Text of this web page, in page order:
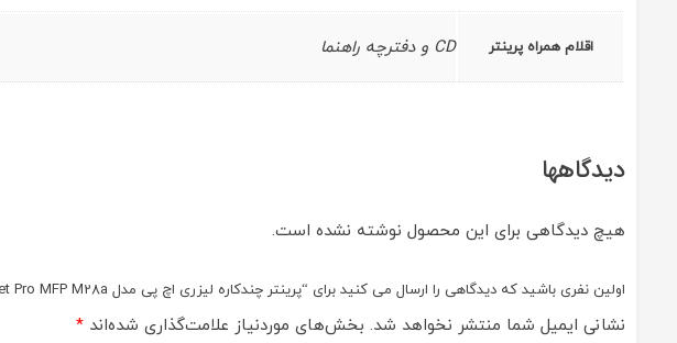
اقلام همراه پرینتر CD و دفترچه راهنما
دیدگاهها
هیچ دیدگاهی برای این محصول نوشته نشده است.
اولین نفری باشید که دیدگاهی را ارسال می کنید برای “پرینتر چندکاره لیزری اچ پی مدل LaserJet Pro MFP M28a”
نشانی ایمیل شما منتشر نخواهد شد. بخش‌های موردنیاز علامت‌گذاری شده‌اند *